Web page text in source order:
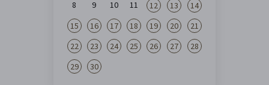
8 9 10 11 12 13
14
15
16 17 18 19 20
21
22
23 24 25 26 27
28
29
30